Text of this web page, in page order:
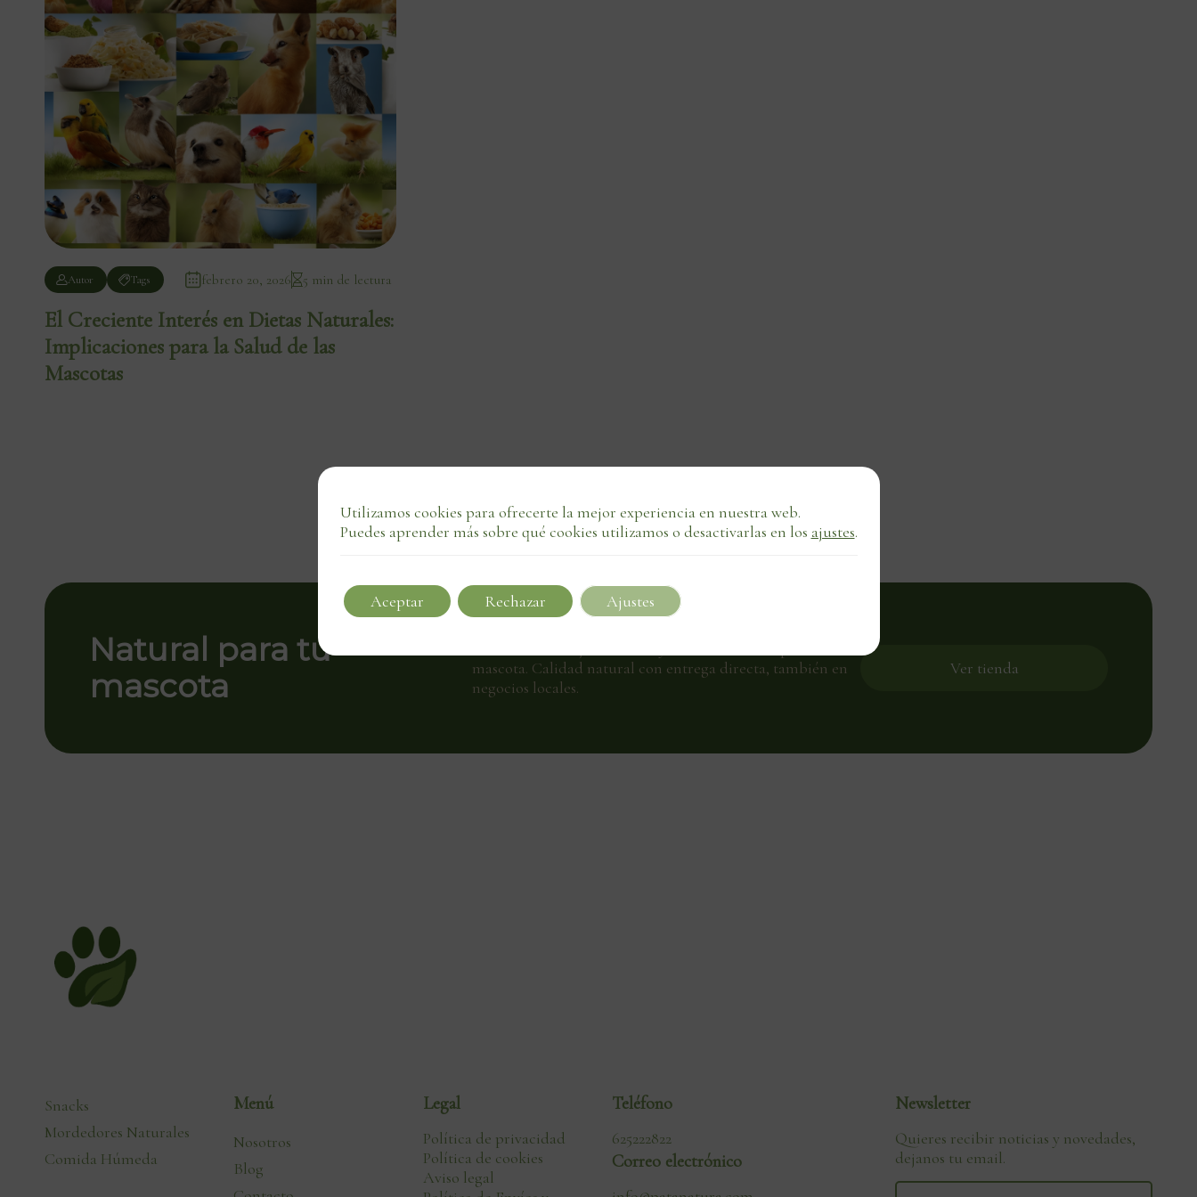
Autor Tags febrero 20, 2026 5 min de lectura
El Creciente Interés en Dietas Naturales:
Implicaciones para la Salud de las
Mascotas
Natural para tu
mascota
mascota. Calidad natural con entrega directa, también en
negocios locales.
Ver tienda
Snacks
Mordedores Naturales
Comida Húmeda
Menú
Nosotros
Blog
Legal
Política de privacidad
Política de cookies
Aviso legal
Teléfono
625222822
Correo electrónico
Newsletter
Quieres recibir noticias y novedades,
dejanos tu email.
Utilizamos cookies para ofrecerte la mejor experiencia en nuestra web.
Puedes aprender más sobre qué cookies utilizamos o desactivarlas en los ajustes.
Aceptar Rechazar Ajustes